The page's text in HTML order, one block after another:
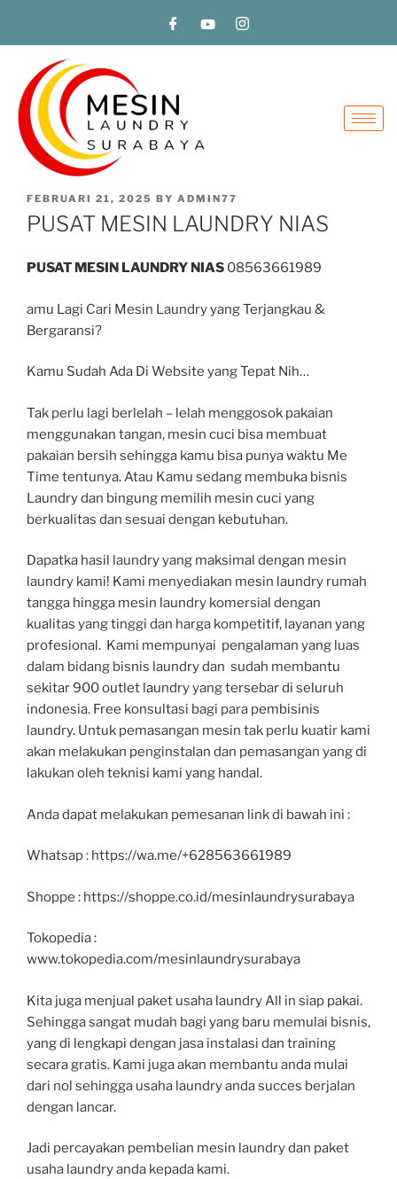
FEBRUARI 21, 2025 BY ADMIN77
PUSAT MESIN LAUNDRY NIAS
PUSAT MESIN LAUNDRY NIAS 08563661989
amu Lagi Cari Mesin Laundry yang Terjangkau &
Bergaransi?
Kamu Sudah Ada Di Website yang Tepat Nih…
Tak perlu lagi berlelah – lelah menggosok pakaian
menggunakan tangan, mesin cuci bisa membuat
pakaian bersih sehingga kamu bisa punya waktu Me
Time tentunya. Atau Kamu sedang membuka bisnis
Laundry dan bingung memilih mesin cuci yang
berkualitas dan sesuai dengan kebutuhan.
Dapatka hasil laundry yang maksimal dengan mesin
laundry kami! Kami menyediakan mesin laundry rumah
tangga hingga mesin laundry komersial dengan
kualitas yang tinggi dan harga kompetitif, layanan yang
profesional. Kami mempunyai pengalaman yang luas
dalam bidang bisnis laundry dan sudah membantu
sekitar 900 outlet laundry yang tersebar di seluruh
indonesia. Free konsultasi bagi para pembisinis
laundry. Untuk pemasangan mesin tak perlu kuatir kami
akan melakukan penginstalan dan pemasangan yang di
lakukan oleh teknisi kami yang handal.
Anda dapat melakukan pemesanan link di bawah ini :
Whatsap : https://wa.me/+628563661989
Shoppe : https://shoppe.co.id/mesinlaundrysurabaya
Tokopedia :
www.tokopedia.com/mesinlaundrysurabaya
Kita juga menjual paket usaha laundry All in siap pakai.
Sehingga sangat mudah bagi yang baru memulai bisnis,
yang di lengkapi dengan jasa instalasi dan training
secara gratis. Kami juga akan membantu anda mulai
dari nol sehingga usaha laundry anda succes berjalan
dengan lancar.
Jadi percayakan pembelian mesin laundry dan paket
usaha laundry anda kepada kami.